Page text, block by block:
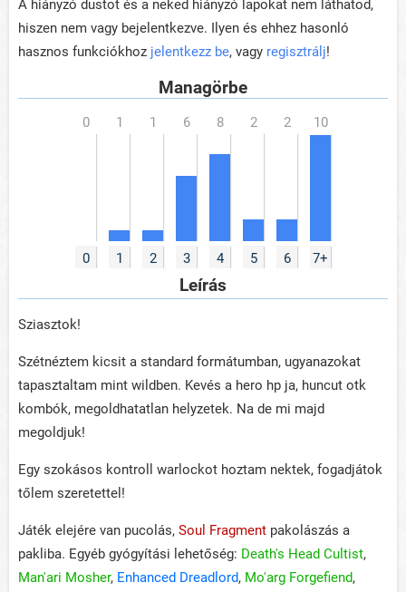
A hiányzó dustot és a neked hiányzó lapokat nem láthatod,
hiszen nem vagy bejelentkezve. Ilyen és ehhez hasonló
hasznos funkciókhoz jelentkezz be, vagy regisztrálj!
Managörbe
0 1 2 3 4 5 6 7+
Leírás
Sziasztok!
Szétnéztem kicsit a standard formátumban, ugyanazokat
tapasztaltam mint wildben. Kevés a hero hp ja, huncut otk
kombók, megoldhatatlan helyzetek. Na de mi majd
megoldjuk!
Egy szokásos kontroll warlockot hoztam nektek, fogadjátok
tőlem szeretettel!
Játék elejére van pucolás, Soul Fragment pakolászás a
pakliba. Egyéb gyógyítási lehetőség: Death's Head Cultist,
Man'ari Mosher, Enhanced Dreadlord, Mo'arg Forgefiend,